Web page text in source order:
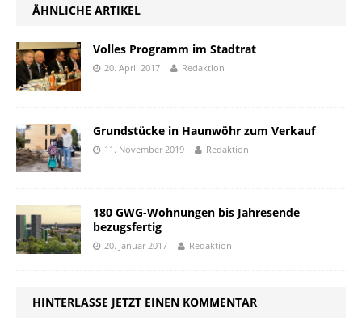
ÄHNLICHE ARTIKEL
Volles Programm im Stadtrat
20. April 2017 Redaktion
Grundstücke in Haunwöhr zum Verkauf
11. November 2019 Redaktion
180 GWG-Wohnungen bis Jahresende
bezugsfertig
20. Januar 2017 Redaktion
HINTERLASSE JETZT EINEN KOMMENTAR